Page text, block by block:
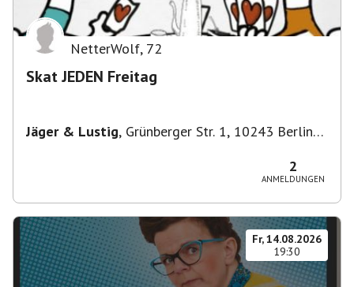
NetterWolf, 72
Skat JEDEN Freitag
Jäger & Lustig, Grünberger Str. 1, 10243 Berlin-
2
ANMELDUNGEN
Fr, 14.08.2026
19:30